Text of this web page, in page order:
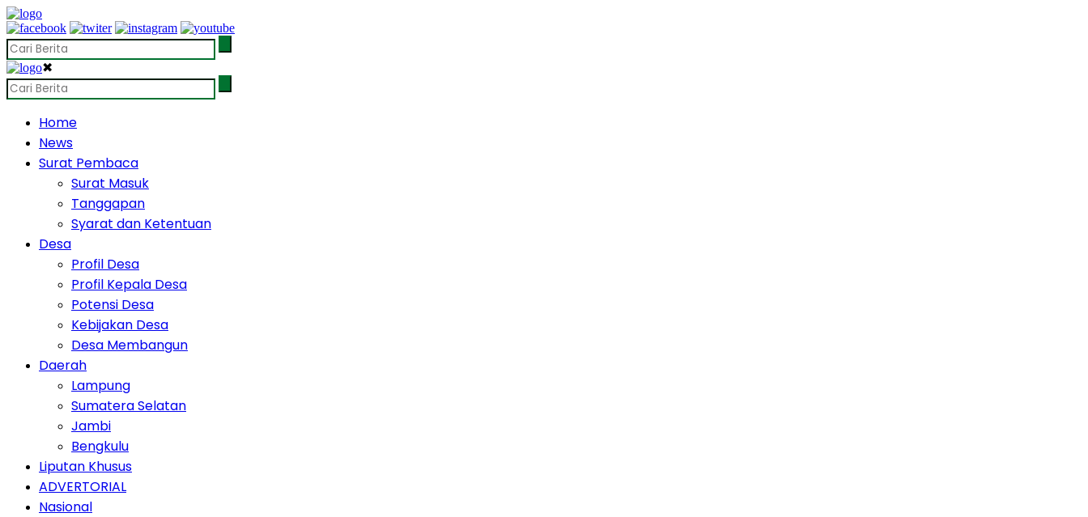
✖
Home
News
Surat Pembaca
Surat Masuk
Tanggapan
Syarat dan Ketentuan
Desa
Profil Desa
Profil Kepala Desa
Potensi Desa
Kebijakan Desa
Desa Membangun
Daerah
Lampung
Sumatera Selatan
Jambi
Bengkulu
Liputan Khusus
ADVERTORIAL
Nasional